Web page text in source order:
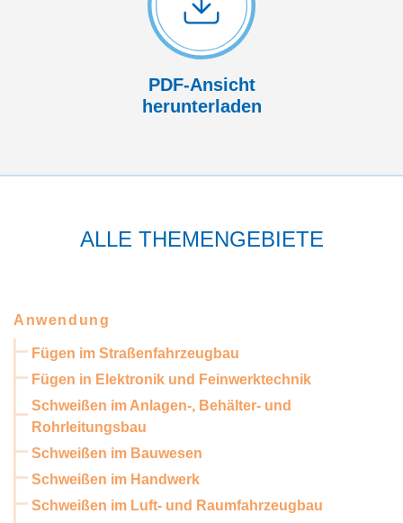
PDF-Ansicht
herunterladen
ALLE THEMENGEBIETE
Anwendung
Fügen im Straßenfahrzeugbau
Fügen in Elektronik und Feinwerktechnik
Schweißen im Anlagen-, Behälter- und
Rohrleitungsbau
Schweißen im Bauwesen
Schweißen im Handwerk
Schweißen im Luft- und Raumfahrzeugbau